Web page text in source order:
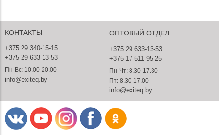
КОНТАКТЫ
+375 29 340-15-15
+375 29 633-13-53
Пн-Вс: 10.00-20.00
info@exiteq.by
ОПТОВЫЙ ОТДЕЛ
+375 29 633-13-53
+375 17 511-95-25
Пн-Чт: 8.30-17.30
Пт: 8.30-17.00
info@exiteq.by